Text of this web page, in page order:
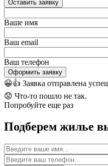
Оставить заявку
Ваше имя
Ваш email
Ваш телефон
Оформить заявку
😀👍 Заявка отправлена
😟 Что-то пошло не так.
Попробуйте еще раз
Подберем жилье
Имя